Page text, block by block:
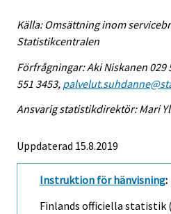
Källa: Omsättning inom
Statistikcentralen
Förfrågningar: Aki Niskanen 029
551 3453,
Ansvarig statistikdirektör: Mari
Uppdaterad 15.8.2019
Instruktion för hänvisning:
Finlands officiella statistik